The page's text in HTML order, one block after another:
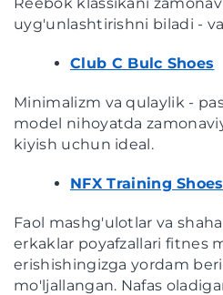
uyg'unlashtirishni biladi -
Club C Bulc Shoes
Minimalizm va qulaylik -
model nihoyatda
kiyish uchun ideal.
NFX Training Shoes
Faol mashg'ulotlar va
erkaklar poyafzallari fitnes
erishishingizga yordam
mo'ljallangan. Nafas